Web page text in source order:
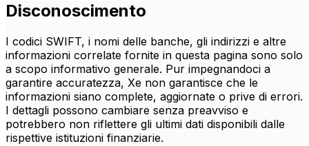
Disconoscimento
I codici SWIFT, i nomi delle banche, gli indirizzi e altre
informazioni correlate fornite in questa pagina sono solo
a scopo informativo generale. Pur impegnandoci a
garantire accuratezza, Xe non garantisce che le
informazioni siano complete, aggiornate o prive di errori.
I dettagli possono cambiare senza preavviso e
potrebbero non riflettere gli ultimi dati disponibili dalle
rispettive istituzioni finanziarie.